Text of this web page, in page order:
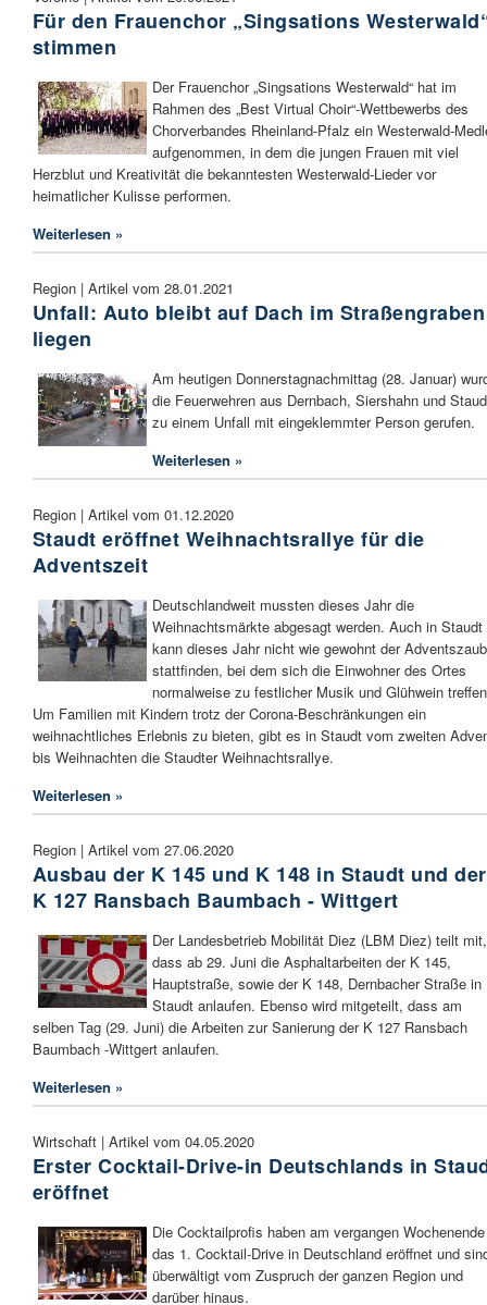
Für den Frauenchor „Singsations
stimmen
Der Frauenchor „Singsations Westerwald“ hat im
Rahmen des „Best Virtual Choir“-Wettbewerbs des
Chorverbandes Rheinland-Pfalz ein Westerwald-
aufgenommen, in dem die jungen Frauen mit viel
Herzblut und Kreativität die bekanntesten Westerwald-Lieder vor
heimatlicher Kulisse performen.
Weiterlesen »
Region | Artikel vom 28.01.2021
Unfall: Auto bleibt auf Dach im Straßengraben
liegen
Am heutigen Donnerstagnachmittag (28. Januar)
die Feuerwehren aus Dernbach, Siershahn und
zu einem Unfall mit eingeklemmter Person gerufen.
Weiterlesen »
Region | Artikel vom 01.12.2020
Staudt eröffnet Weihnachtsrallye für die
Adventszeit
Deutschlandweit mussten dieses Jahr die
Weihnachtsmärkte abgesagt werden. Auch in Staudt
kann dieses Jahr nicht wie gewohnt der
stattfinden, bei dem sich die Einwohner des Ortes
normalweise zu festlicher Musik und Glühwein
Um Familien mit Kindern trotz der Corona-Beschränkungen ein
weihnachtliches Erlebnis zu bieten, gibt es in Staudt vom zweiten
bis Weihnachten die Staudter Weihnachtsrallye.
Weiterlesen »
Region | Artikel vom 27.06.2020
Ausbau der K 145 und K 148 in Staudt und der
K 127 Ransbach Baumbach - Wittgert
Der Landesbetrieb Mobilität Diez (LBM Diez) teilt mit,
dass ab 29. Juni die Asphaltarbeiten der K 145,
Hauptstraße, sowie der K 148, Dernbacher Straße in
Staudt anlaufen. Ebenso wird mitgeteilt, dass am
selben Tag (29. Juni) die Arbeiten zur Sanierung der K 127 Ransbach
Baumbach -Wittgert anlaufen.
Weiterlesen »
Wirtschaft | Artikel vom 04.05.2020
Erster Cocktail-Drive-in Deutschlands in
eröffnet
Die Cocktailprofis haben am vergangen Wochenende
das 1. Cocktail-Drive in Deutschland eröffnet und
überwältigt vom Zuspruch der ganzen Region und
darüber hinaus.